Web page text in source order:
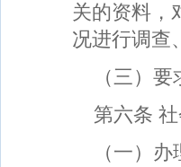
关的资料，
况进行调查
（三）
第六条
（一）